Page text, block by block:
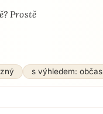
Prostě
s výhledem: občas